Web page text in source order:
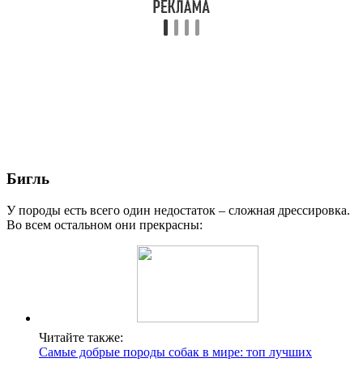
Бигль
У породы есть всего один недостаток – сложная дрессировка.
Во всем остальном они прекрасны:
Читайте также:
Самые добрые породы собак в мире: топ лучших